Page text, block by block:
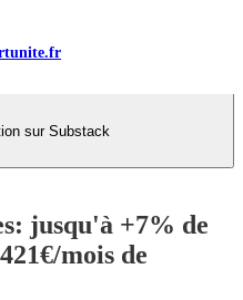
sur Substack
jusqu'à +7% de
mois de